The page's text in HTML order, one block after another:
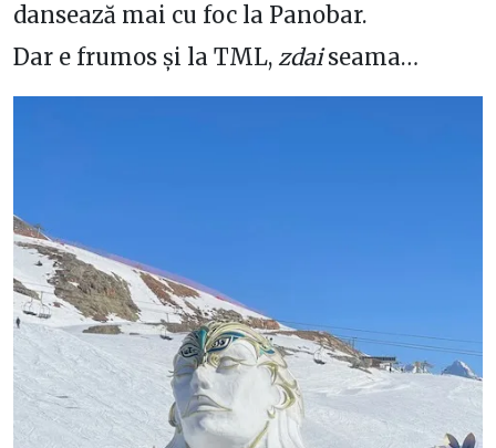
dansează mai cu foc la Panobar.
Dar e frumos și la TML, zdaiseama…